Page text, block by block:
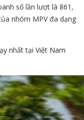
số lần lượt là 861,
nhóm MPV đa dạng
nhất tại Việt Nam